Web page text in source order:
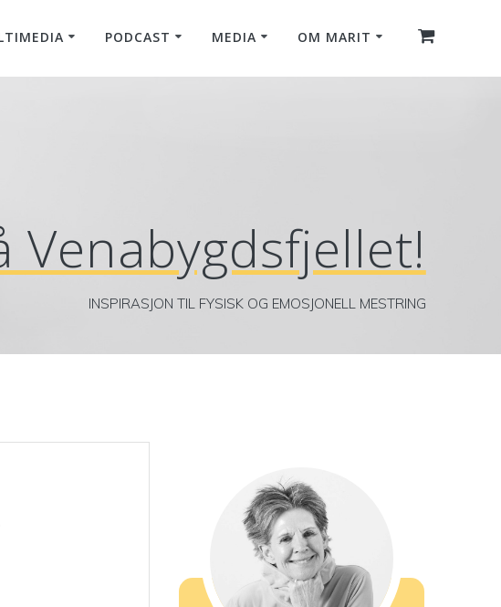
PODCAST MEDIA OM MARIT
Venabygdsfjellet!
INSPIRASJON TIL FYSISK OG EMOSJONELL MESTRING